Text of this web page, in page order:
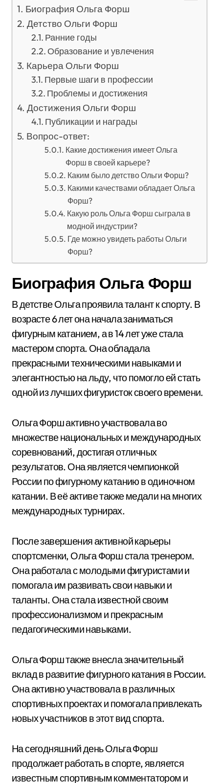
Биография Ольга Форш
Детство Ольги Форш
Ранние годы
Образование и увлечения
Карьера Ольги Форш
Первые шаги в профессии
Проблемы и достижения
Достижения Ольги Форш
Публикации и награды
Вопрос-ответ:
Какие достижения имеет Ольга
Форш в своей карьере?
Каким было детство Ольги Форш?
Какими качествами обладает Ольга
Форш?
Какую роль Ольга Форш сыграла в
модной индустрии?
Где можно увидеть работы Ольги
Форш?
Биография Ольга Форш
В детстве Ольга проявила талант к спорту. В
возрасте 6 лет она начала заниматься
фигурным катанием, а в 14 лет уже стала
мастером спорта. Она обладала
прекрасными техническими навыками и
элегантностью на льду, что помогло ей стать
одной из лучших фигуристок своего времени.
Ольга Форш активно участвовала во
множестве национальных и международных
соревнований, достигая отличных
результатов. Она является чемпионкой
России по фигурному катанию в одиночном
катании. В её активе также медали на многих
международных турнирах.
После завершения активной карьеры
спортсменки, Ольга Форш стала тренером.
Она работала с молодыми фигуристами и
помогала им развивать свои навыки и
таланты. Она стала известной своим
профессионализмом и прекрасным
педагогическими навыками.
Ольга Форш также внесла значительный
вклад в развитие фигурного катания в России.
Она активно участвовала в различных
спортивных проектах и помогала привлекать
новых участников в этот вид спорта.
На сегодняшний день Ольга Форш
продолжает работать в спорте, является
известным спортивным комментатором и